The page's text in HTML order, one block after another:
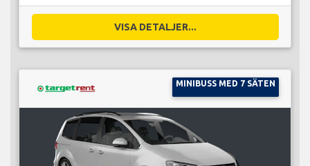
VISA DETALJER...
MINIBUSS MED 7 SÄTEN